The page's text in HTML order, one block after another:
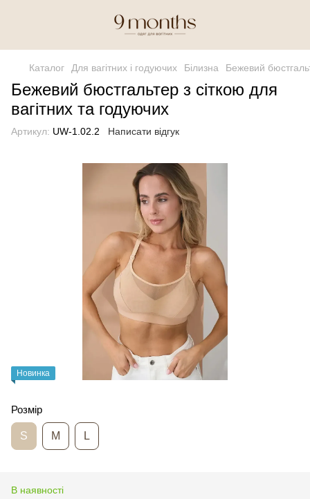
Каталог Для вагітних і годуючих Білизна Бежевий
Бежевий бюстгальтер з сіткою для
вагітних та годуючих
Артикул: UW-1.02.2 Написати відгук
Новинка
Розмір
S M L
В наявності